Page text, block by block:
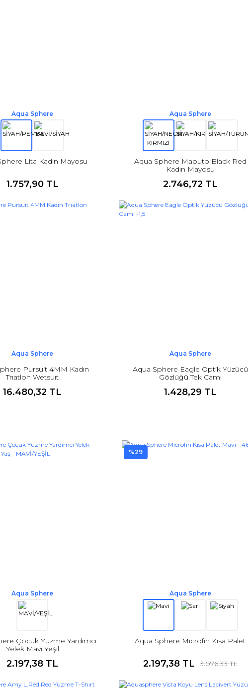
Aqua Sphere
Lita Kadın Mayosu
1.757,90 TL
Aqua Sphere
Aqua Sphere Maputo Black Red
Kadın Mayosu
2.746,72 TL
Aqua Sphere
Pursuit 4MM Kadın
Trıatlon Wetsuıt
16.480,32 TL
Aqua Sphere
Aqua Sphere Eagle Optik Yüzücü
Gözlüğü Tek Camı
1.428,29 TL
Aqua Sphere
Çocuk Yüzme Yardımcı
Yelek Mavi Yeşil
2.197,38 TL
%29
Aqua Sphere
Aqua Sphere Microfin Kısa Palet
2.197,38 TL 3.076,33 TL